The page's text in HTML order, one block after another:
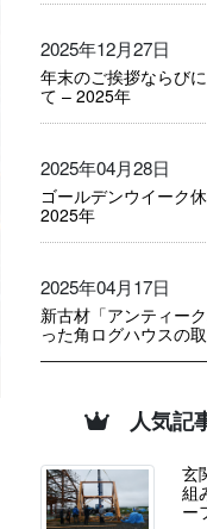
2025年12月27日
年末のご挨拶ならび
て – 2025年
2025年04月28日
ゴールデンウイーク
2025年
2025年04月17日
新古材「アンティー
った角ログハウスの
人気記
玄
組
ー